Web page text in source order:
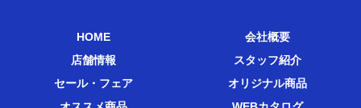
HOME
会社概要
店舗情報
スタッフ紹介
セール・フェア
オリジナル商品